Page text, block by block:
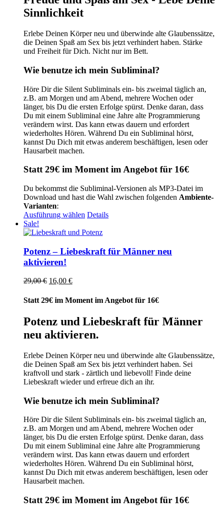
Sinnlichkeit
Erlebe Deinen Körper neu und überwinde alte Glaubenssätze,
die Deinen Spaß am Sex bis jetzt verhindert haben. Stärke
und Freiheit für Dich. Nicht nur im Bett.
Wie benutze ich mein Subliminal?
Höre Dir die Silent Subliminals ein- bis zweimal täglich an,
z.B. am Morgen und am Abend, mehrere Wochen oder
länger, bis Du die ersten Erfolge spürst. Denke daran, dass
Du mit einem Subliminal eine Jahre alte Programmierung
verändern wirst. Das kann etwas dauern und erfordert
wiederholtes Hören. Während Du ein Subliminal hörst,
kannst Du Dich mit etwas anderem beschäftigen, lesen oder
Hausarbeit machen.
Statt 29€ im Moment im Angebot für 16€
Du bekommst die Subliminal-Versionen als MP3-Datei im
Download und hast die Wahl zwischen folgenden Ambiente-
Varianten:
Ausführung wählen Dieses
weist
Varianten
auf.
der
gewählt
Details
Sale!
Potenz – Liebeskraft für Männer neu
aktivieren!
29,00€ Ursprünglicher
war:
16,00 €Aktueller
ist:
Statt 29€ im Moment im Angebot für 16€
Potenz und Liebeskraft für Männer
neu aktivieren.
Erlebe Deinen Körper neu und überwinde alte Glaubenssätze,
die Deinen Spaß am Sex bis jetzt verhindert haben. Sei
kraftvoll und stark - zärtlich und liebevoll! Finde deine
Liebeskraft wieder und erfreue dich an ihr.
Wie benutze ich mein Subliminal?
Höre Dir die Silent Subliminals ein- bis zweimal täglich an,
z.B. am Morgen und am Abend, mehrere Wochen oder
länger, bis Du die ersten Erfolge spürst. Denke daran, dass
Du mit einem Subliminal eine Jahre alte Programmierung
verändern wirst. Das kann etwas dauern und erfordert
wiederholtes Hören. Während Du ein Subliminal hörst,
kannst Du Dich mit etwas anderem beschäftigen, lesen oder
Hausarbeit machen.
Statt 29€ im Moment im Angebot für 16€